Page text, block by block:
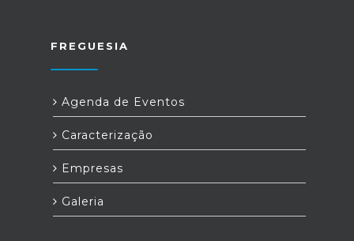
FREGUESIA
Agenda de Eventos
Caracterização
Empresas
Galeria